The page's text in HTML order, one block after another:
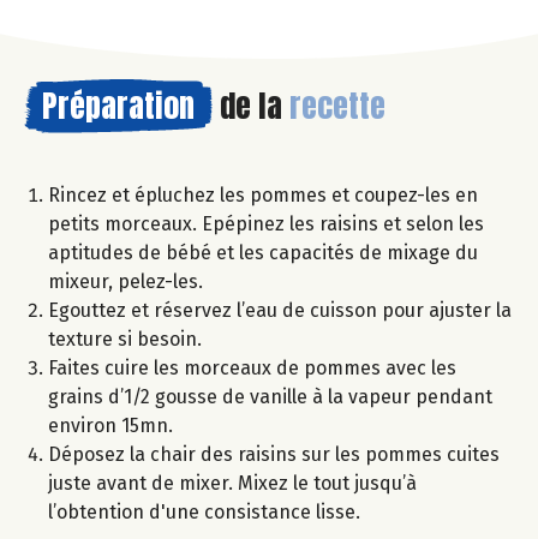
Préparation de la recette
Rincez et épluchez les pommes et coupez-les en
petits morceaux. Epépinez les raisins et selon les
aptitudes de bébé et les capacités de mixage du
mixeur, pelez-les.
Egouttez et réservez l’eau de cuisson pour ajuster la
texture si besoin.
Faites cuire les morceaux de pommes avec les
grains d’1/2 gousse de vanille à la vapeur pendant
environ 15mn.
Déposez la chair des raisins sur les pommes cuites
juste avant de mixer. Mixez le tout jusqu’à
l’obtention d'une consistance lisse.